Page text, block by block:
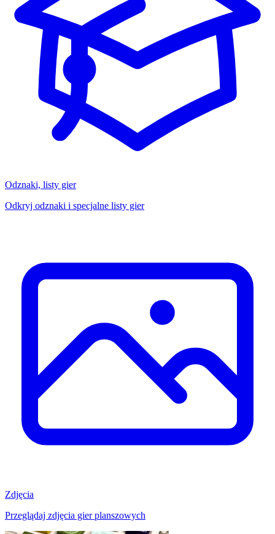
Odznaki, listy gier
Odkryj odznaki i specjalne listy gier
Zdjęcia
Przeglądaj zdjęcia gier planszowych